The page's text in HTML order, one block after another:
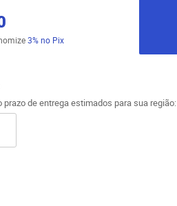
3% no Pix
prazo de entrega estimados para sua região: